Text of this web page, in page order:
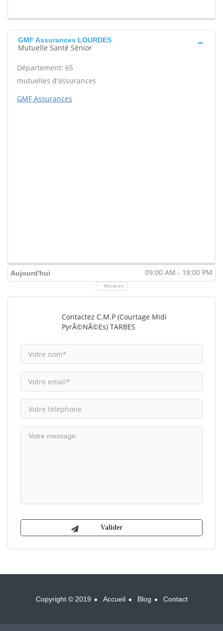
GMF Assurances LOURDES
Mutuelle Santé Sénior
Département: 65
mutuelles d'assurances
GMF Assurances
Aujourd'hui 09:00 AM - 18:00 PM
Horaires
Contactez C.M.P (Courtage Midi
PyrÃ©nÃ©es) TARBES
Copyright © 2019 Accueil Blog Contact